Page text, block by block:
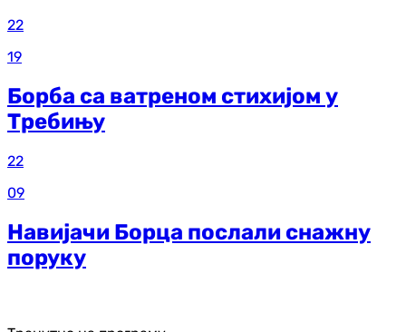
22
19
Борба са ватреном стихијом у
Требињу
22
09
Навијачи Борца послали снажну
поруку